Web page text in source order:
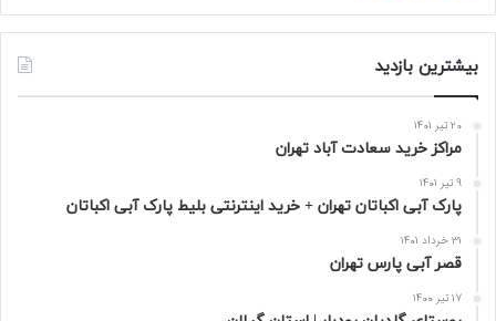
بیشترین بازدید
20 تیر 1401
مراکز خرید سعادت‌ آباد تهران
9 تیر 1401
پارک آبی اکباتان تهران + خرید اینترنتی بلیط پارک آبی اکباتان
31 خرداد 1401
قصر آبی پارس تهران
17 تیر 1400